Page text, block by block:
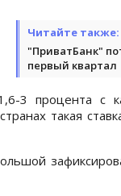
Читайте также:
"ПриватБанк"
первый квартал
1,6-3 процента с
такая